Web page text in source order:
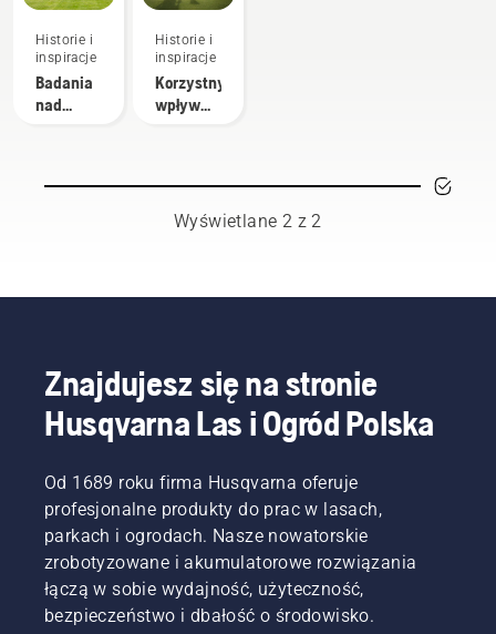
Historie i
inspiracje
Badania
nad
Historie i
inspiracje
Korzystny
wpływ
utrzymanie
zieleni
Wyświetlane 2 z 2
Znajdujesz się na stronie
Husqvarna Las i Ogród Polska
Od 1689 roku firma Husqvarna oferuje
profesjonalne produkty do prac w lasach,
parkach i ogrodach. Nasze nowatorskie
zrobotyzowane i akumulatorowe rozwiązania
łączą w sobie wydajność, użyteczność,
bezpieczeństwo i dbałość o środowisko.